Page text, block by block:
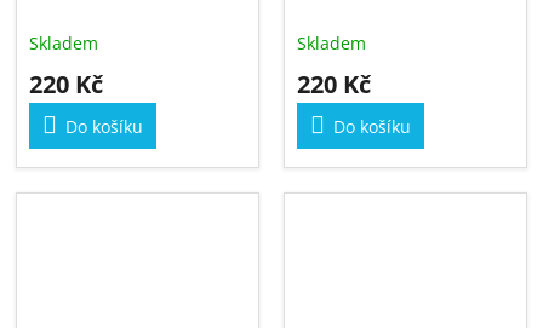
Skladem
220 Kč
Do košíku
Skladem
220 Kč
Do košíku